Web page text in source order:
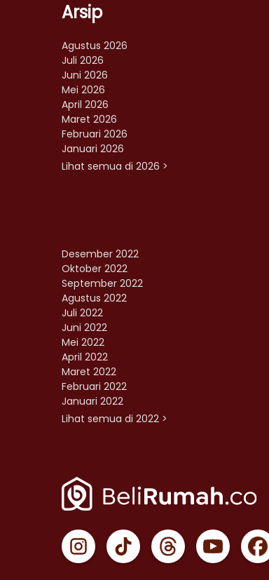
Arsip
Agustus 2026
Juli 2026
Juni 2026
Mei 2026
April 2026
Maret 2026
Februari 2026
Januari 2026
Lihat semua di 2026 >
Desember 2022
Oktober 2022
September 2022
Agustus 2022
Juli 2022
Juni 2022
Mei 2022
April 2022
Maret 2022
Februari 2022
Januari 2022
Lihat semua di 2022 >